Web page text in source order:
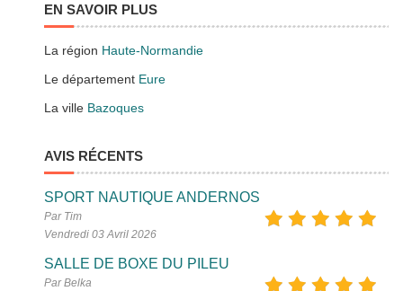
EN SAVOIR PLUS
La région Haute-Normandie
Le département Eure
La ville Bazoques
AVIS RÉCENTS
SPORT NAUTIQUE ANDERNOS
Par Tim
Vendredi 03 Avril 2026
SALLE DE BOXE DU PILEU
Par Belka